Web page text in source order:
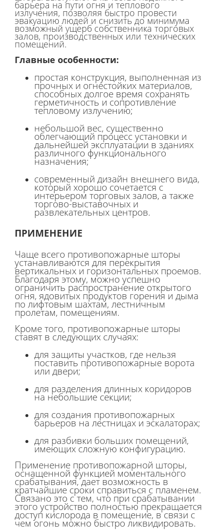
барьера на пути огня и теплового
излучения, позволяя быстро провести
эвакуацию людей и снизить до минимума
возможный ущерб собственника торговых
залов, производственных или технических
помещений.
Главные особенности:
простая конструкция, выполненная из
прочных и огнестойких материалов,
способных долгое время сохранять
герметичность и сопротивление
тепловому излучению;
небольшой вес, существенно
облегчающий процесс установки и
дальнейшей эксплуатации в зданиях
различного функционального
назначения;
современный дизайн внешнего вида,
который хорошо сочетается с
интерьером торговых залов, а также
торгово-выставочных и
развлекательных центров.
ПРИМЕНЕНИЕ
Чаще всего противопожарные шторы
устанавливаются для перекрытия
вертикальных и горизонтальных проемов.
Благодаря этому, можно успешно
ограничить распространение открытого
огня, ядовитых продуктов горения и дыма
по лифтовым шахтам, лестничным
пролетам, помещениям.
Кроме того, противопожарные шторы
ставят в следующих случаях:
для защиты участков, где нельзя
поставить противопожарные ворота
или двери;
для разделения длинных коридоров
на небольшие секции;
для создания противопожарных
барьеров на лестницах и эскалаторах;
для разбивки больших помещений,
имеющих сложную конфигурацию.
Применение противопожарной шторы,
оснащенной функцией моментального
срабатывания, дает возможность в
кратчайшие сроки справиться с пламенем.
Связано это с тем, что при срабатывании
этого устройство полностью прекращается
доступ кислорода в помещение, в связи с
чем огонь можно быстро ликвидировать.